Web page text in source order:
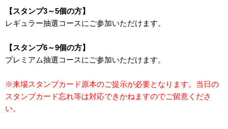
【スタンプ3～5個の方】
レギュラー抽選コースにご参加いただけます。
【スタンプ6～9個の方】
プレミアム抽選コースにご参加いただけます。
※来場スタンプカード原本のご提示が必要となります。当日の
スタンプカード忘れ等は対応できかねますのでご留意くださ
い。